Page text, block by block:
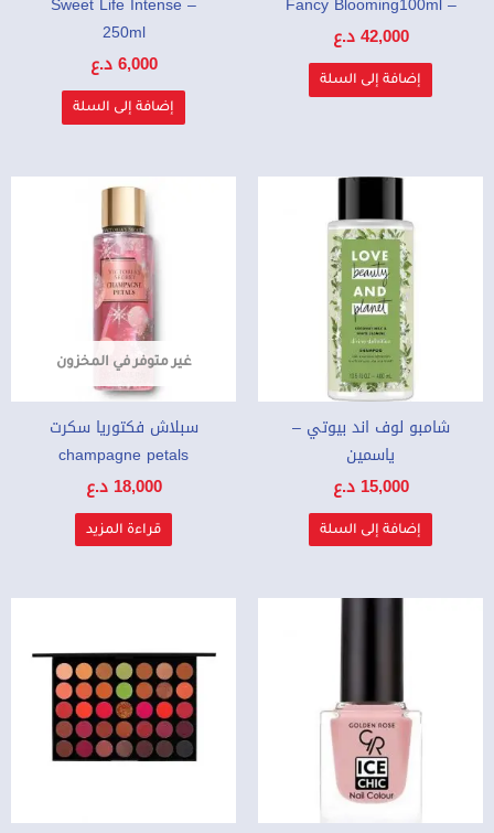
42,000د.ع
إضافة إلى السلة
250ml
6,000د.ع
إضافة إلى السلة
شامبو لوف اند بيوتي –
ياسمين
15,000 د.ع
إضافة إلى السلة
غير متوفر في المخزون
سبلاش فكتوريا سكرت
champagne petals
18,000 د.ع
قراءة المزيد